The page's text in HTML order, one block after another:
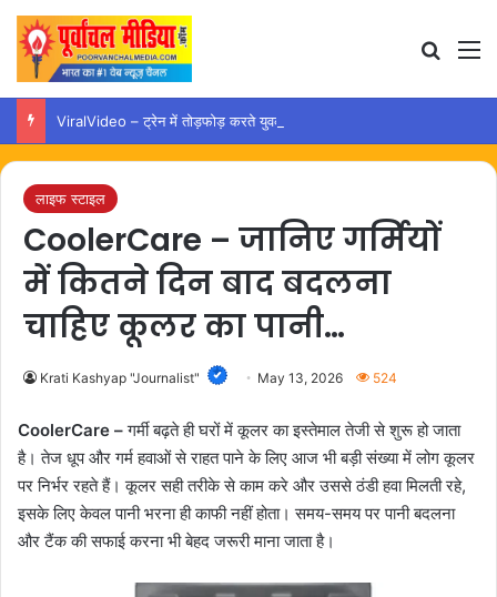
लाइफ स्टाइल
CoolerCare – जानिए गर्मियों
में कितने दिन बाद बदलना
चाहिए कूलर का पानी…
Krati Kashyap "Journalist" May 13, 2026 524
CoolerCare –गर्मी बढ़ते ही घरों में कूलर का इस्तेमाल तेजी से शुरू हो जाता
है। तेज धूप और गर्म हवाओं से राहत पाने के लिए आज भी बड़ी संख्या में लोग कूलर
पर निर्भर रहते हैं। कूलर सही तरीके से काम करे और उससे ठंडी हवा मिलती रहे,
इसके लिए केवल पानी भरना ही काफी नहीं होता। समय-समय पर पानी बदलना
और टैंक की सफाई करना भी बेहद जरूरी माना जाता है।